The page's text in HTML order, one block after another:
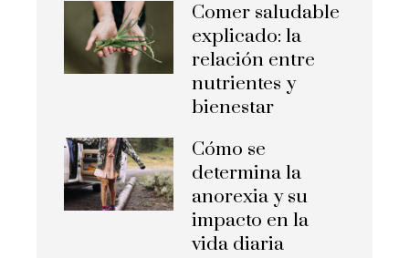
Comer saludable
explicado: la
relación entre
nutrientes y
bienestar
Cómo se
determina la
anorexia y su
impacto en la
vida diaria